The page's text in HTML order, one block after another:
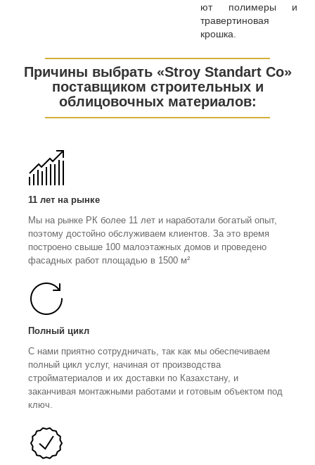
ют полимеры и
травертиновая
крошка.
————————————————
Причины выбрать «Stroy Standart Co»
поставщиком строительных и
облицовочных материалов:
————————————————
11 лет на рынке
Мы на рынке РК более 11 лет и наработали богатый опыт,
поэтому достойно обслуживаем клиентов. За это время
построено свыше 100 малоэтажных домов и проведено
фасадных работ площадью в 1500 м²
Полный цикл
С нами приятно сотрудничать, так как мы обеспечиваем
полный цикл услуг, начиная от производства
стройматериалов и их доставки по Казахстану, и
заканчивая монтажными работами и готовым объектом под
ключ.